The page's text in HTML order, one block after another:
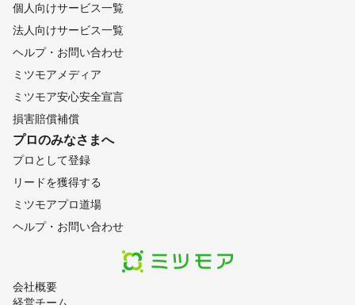
会社概要
経営チーム
個人向けサービス一覧
法人向けサービス一覧
ヘルプ・お問い合わせ
ミツモアメディア
ミツモア安心安全宣言
損害賠償補償
プロのみなさまへ
プロとして登録
リードを獲得する
ミツモアプロ道場
ヘルプ・お問い合わせ